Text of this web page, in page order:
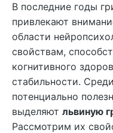
В последние годы
привлекают
области
свойствам,
когнитивного
стабильности.
потенциально
выделяют львиную
Рассмотрим их